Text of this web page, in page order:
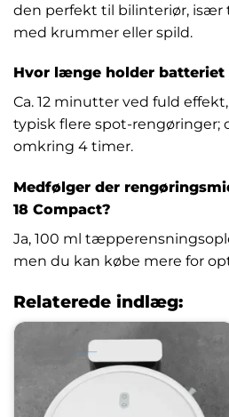
den perfekt til bilinteriør,
med krummer eller spild.
Hvor længe holder batteriet
Ca. 12 minutter ved fuld
typisk flere spot-rengøringer;
omkring 4 timer.
Medfølger der
18 Compact?
Ja, 100 ml
men du kan købe mere for
Relaterede indlæg: